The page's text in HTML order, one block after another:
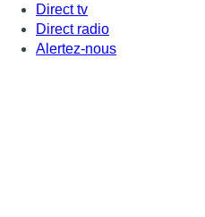
Direct tv
Direct radio
Alertez-nous